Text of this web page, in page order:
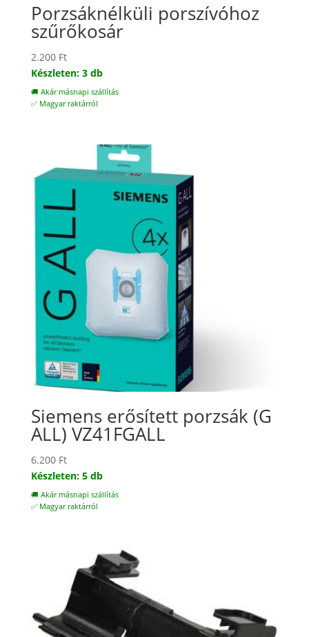
Porzsáknélküli porszívóhoz
szűrőkosár
2.200 Ft
Készleten: 3 db
🚚 Akár másnapi szállítás
✅ Magyar raktárról
Siemens erősített porzsák (G
ALL) VZ41FGALL
6.200 Ft
Készleten: 5 db
🚚 Akár másnapi szállítás
✅ Magyar raktárról